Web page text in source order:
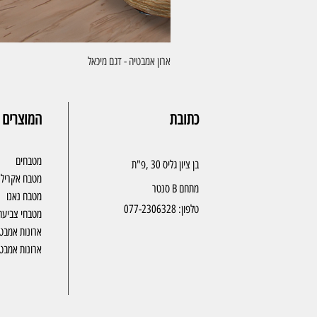
ארון אמבטיה - דגם מיכאל
מטבחים
מטבח אקריל
מטבח נאנו
מטבחי
ארונות
ארונות
כתובת
בן ציון גליס 30 ,פ"ת
מתחם B סנטר
טלפון:077-2306328